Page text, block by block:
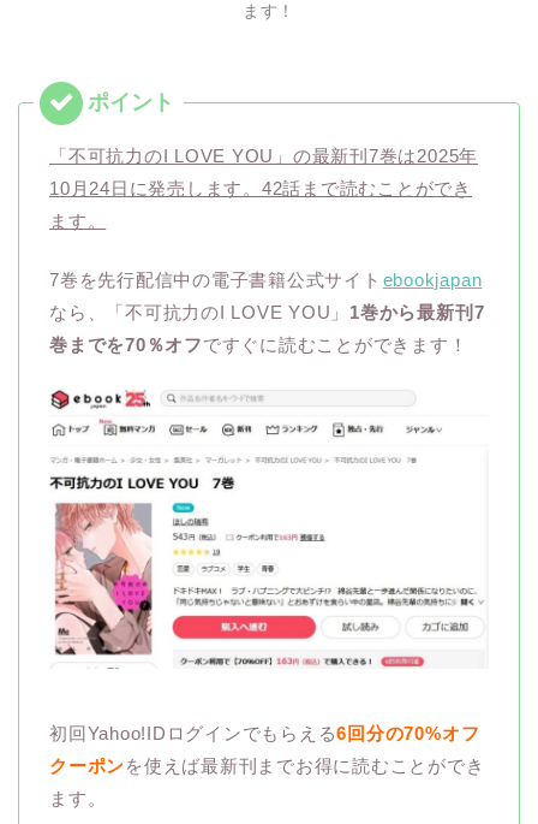
ます！
「不可抗力のI LOVE YOU」の最新刊7巻は2025年
10月24日に発売します。42話まで読むことができ
ます。
7巻を先行配信中の電子書籍公式サイト ebookjapan
なら、「不可抗力のI LOVE YOU」 1巻から最新刊7
巻までを70％オフですぐに読むことができます！
初回Yahoo!IDログインでもらえる6回分の70%オフ
クーポンを使えば最新刊までお得に読むことができ
ます。